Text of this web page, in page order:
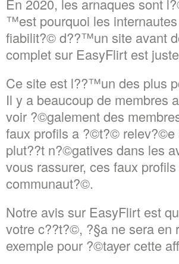
En 2020, les arnaques sont
™est pourquoi les
fiabilit?© d??™un site avant
complet sur EasyFlirt est
Ce site est l??™un des plus
Il y a beaucoup de membres
voir ?©galement des
faux profils a ?©t?© relev?©e
plut??t n?©gatives dans les
vous rassurer, ces faux
communaut?©.
Notre avis sur EasyFlirt est
votre c??t?©, ?§a ne sera en
exemple pour ?©tayer cette